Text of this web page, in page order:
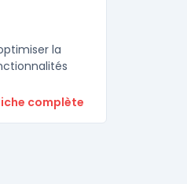
catégorie
la
complète